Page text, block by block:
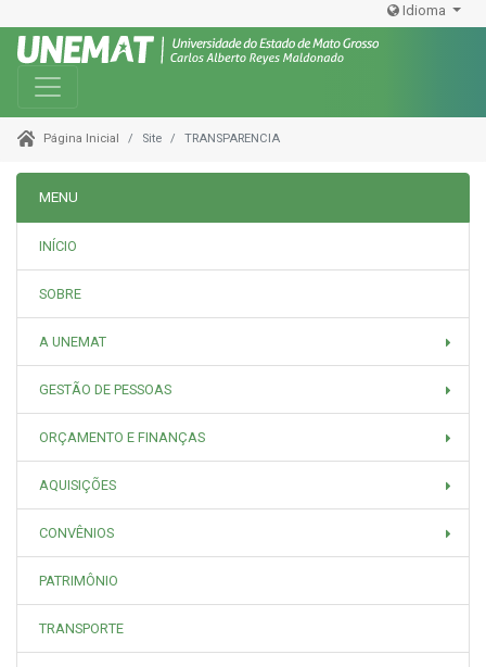
Idioma
Toggle navigation
Página Inicial Site TRANSPARENCIA
MENU
INÍCIO
SOBRE
A UNEMAT
GESTÃO DE PESSOAS
ORÇAMENTO E FINANÇAS
AQUISIÇÕES
CONVÊNIOS
PATRIMÔNIO
TRANSPORTE